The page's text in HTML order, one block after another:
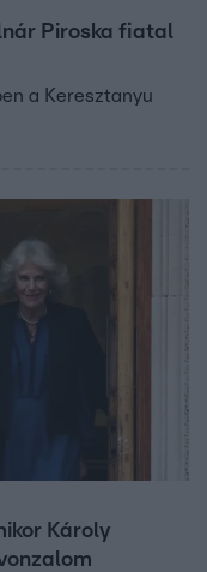
Piroska fiatal
a Keresztanyu
Károly